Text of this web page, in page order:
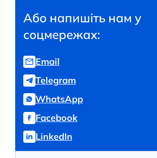
Або напишіть нам у
соцмережах:
Email
Telegram
WhatsApp
Facebook
LinkedIn